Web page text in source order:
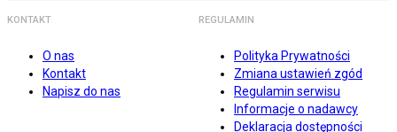
KONTAKT
O nas
Kontakt
Napisz do nas
REGULAMIN
Polityka Prywatności
Zmiana ustawień zgód
Regulamin serwisu
Informacje o nadawcy
Deklaracja dostępności